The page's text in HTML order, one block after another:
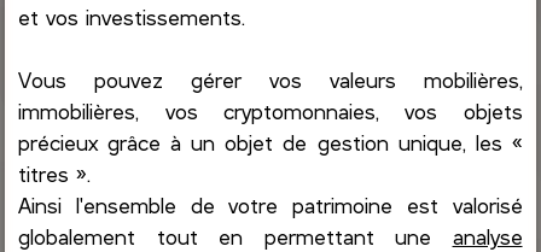
et vos investissements.
Vous pouvez gérer vos valeurs mobilières,
immobilières, vos cryptomonnaies, vos objets
précieux grâce à un objet de gestion unique, les «
titres ».
Ainsi l'ensemble de votre patrimoine est valorisé
globalement tout en permettant une analyse